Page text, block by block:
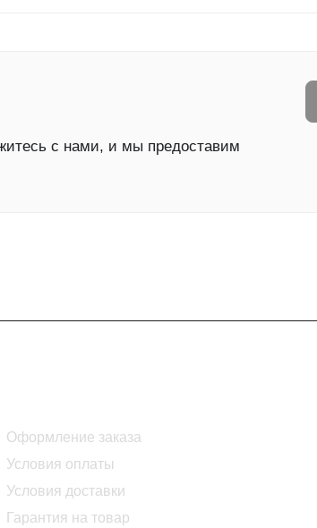
с нами, и мы предоставим
Оформление заказа
Условия оплаты
Условия доставки
Гарантия на товар